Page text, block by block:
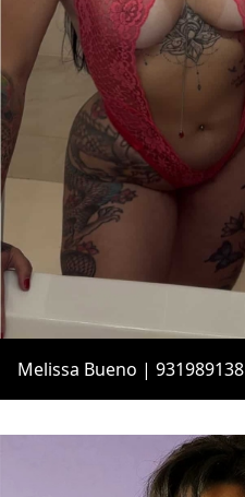
Melissa Bueno | 931989138